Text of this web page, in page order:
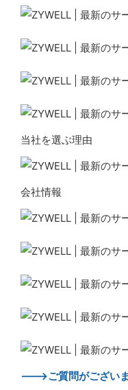
当社を選ぶ理由
会社情報
--->ご質問がございま